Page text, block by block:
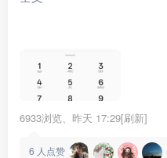
6933浏览、 昨天 17:29[刷新]
6 人点赞